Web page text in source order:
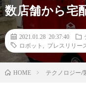
数店舗から宅
2021.01.28 20:37:40
ロボット
プレスリリー
HOME テクノロジー/